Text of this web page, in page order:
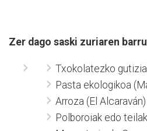
Zer dago saski zuriaren
Txokolatezko
Pasta ekologikoa
Arroza (El Alcaraván)
Polboroiak edo